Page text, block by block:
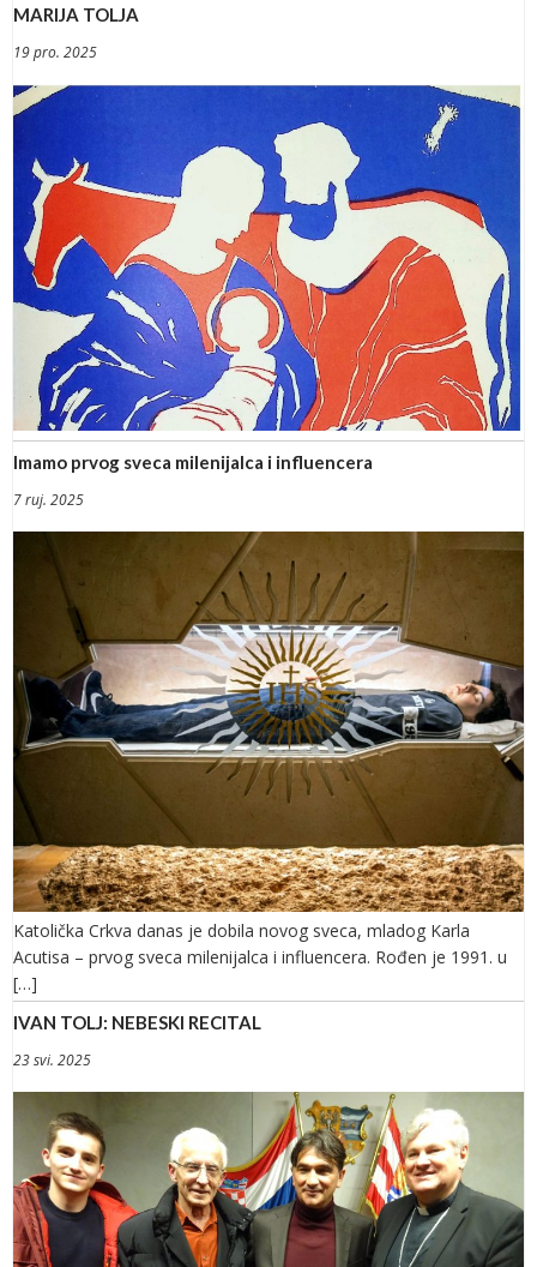
MARIJA TOLJA
19 pro. 2025
Imamo prvog sveca milenijalca i influencera
7 ruj. 2025
Katolička Crkva danas je dobila novog sveca, mladog Karla
Acutisa – prvog sveca milenijalca i influencera. Rođen je 1991. u
[…]
IVAN TOLJ: NEBESKI RECITAL
23 svi. 2025